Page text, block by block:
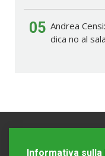
05 Andrea
dica no al
Informativa sulla